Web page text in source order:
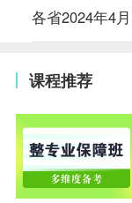
各省2024年4
课程推荐